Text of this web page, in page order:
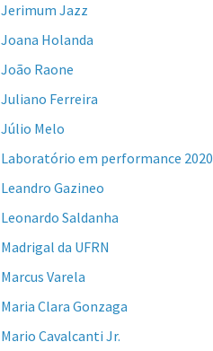
Jerimum Jazz
Joana Holanda
João Raone
Juliano Ferreira
Júlio Melo
Laboratório em performance 2020
Leandro Gazineo
Leonardo Saldanha
Madrigal da UFRN
Marcus Varela
Maria Clara Gonzaga
Mario Cavalcanti Jr.